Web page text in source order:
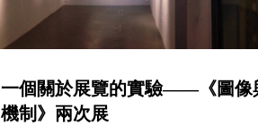
一個關於展覽的實驗——《圖像
機制》兩次展